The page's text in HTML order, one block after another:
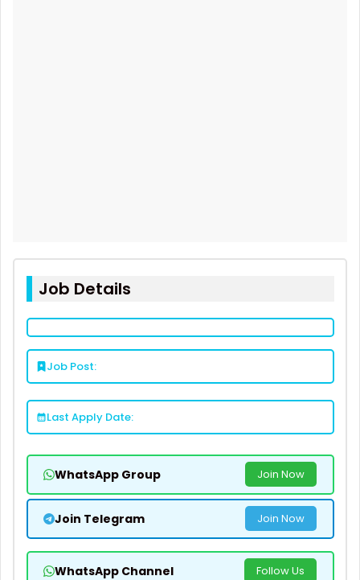
Job Details
Job Post:
Last Apply Date:
WhatsApp Group Join Now
Join Telegram Join Now
WhatsApp Channel Follow Us